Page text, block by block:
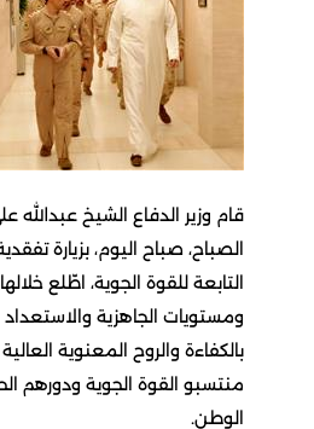
قام وزير الدفاع الشيخ عبدالله
الصباح، صباح اليوم، بزيارة
التابعة للقوة الجوية، اطّلع
ومستويات الجاهزية والاستعداد
بالكفاءة والروح المعنوية
منتسبو القوة الجوية ودورهم
الوطن.